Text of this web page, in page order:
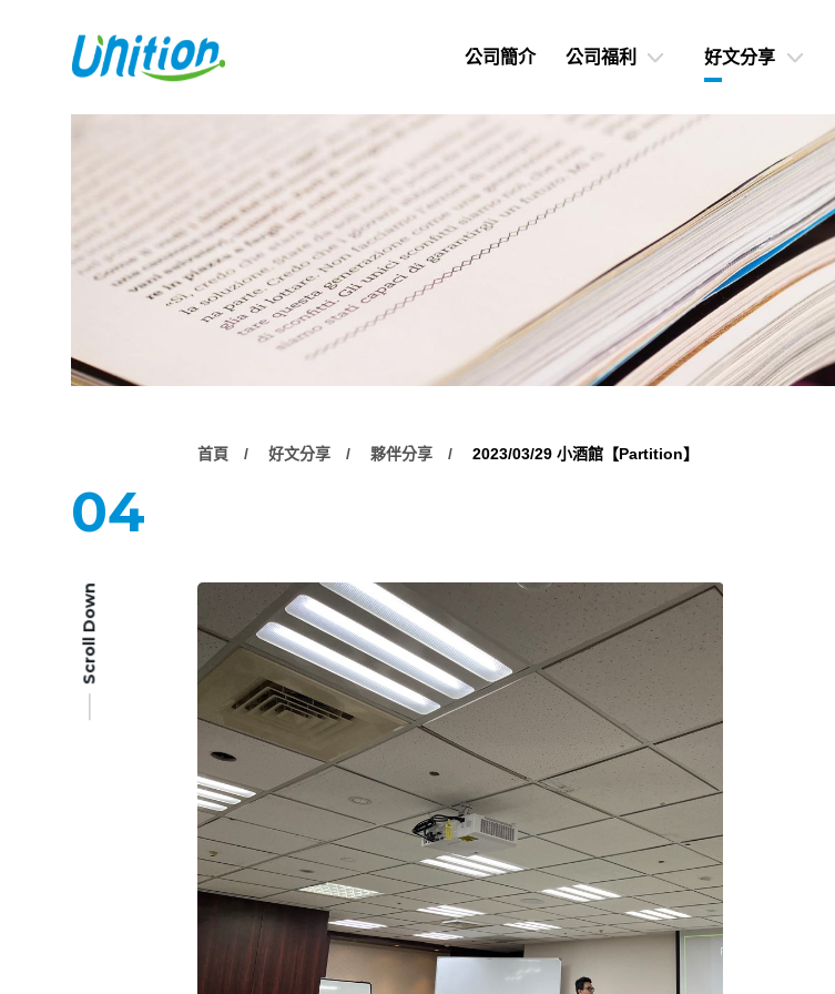
公司簡介 公司福利 好文分享
04
首頁 好文分享 夥伴分享 2023/03/29 小酒館【Partition】
Scroll Down